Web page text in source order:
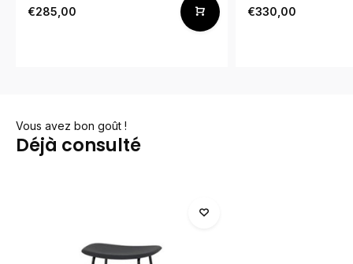
€285,00 €330,00
Vous avez bon goût !
Déjà consulté